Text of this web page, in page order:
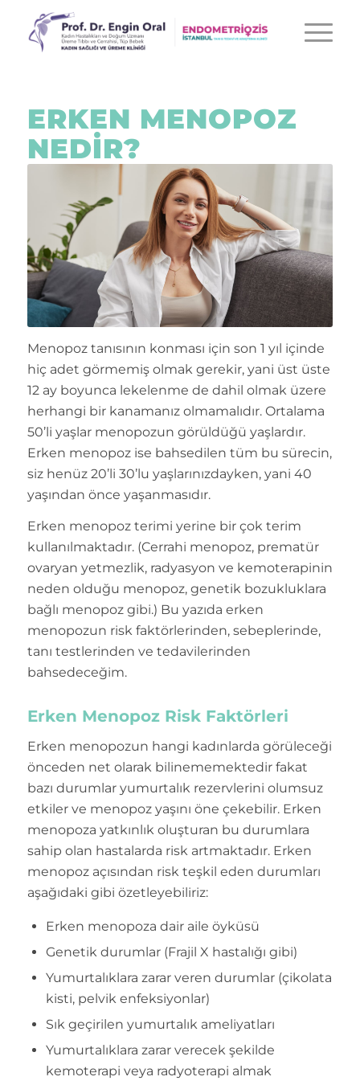
ERKEN MENOPOZ
NEDIR?
Menopoz tanısının konması için son 1 yıl içinde
hiç adet görmemiş olmak gerekir, yani üst üste
12 ay boyunca lekelenme de dahil olmak üzere
herhangi bir kanamanız olmamalıdır. Ortalama
50’li yaşlar menopozun görüldüğü yaşlardır.
Erken menopoz ise bahsedilen tüm bu sürecin,
siz henüz 20’li 30’lu yaşlarınızdayken, yani 40
yaşından önce yaşanmasıdır.
Erken menopoz terimi yerine bir çok terim
kullanılmaktadır. (Cerrahi menopoz, prematür
ovaryan yetmezlik, radyasyon ve kemoterapinin
neden olduğu menopoz, genetik bozukluklara
bağlı menopoz gibi.) Bu yazıda erken
menopozun risk faktörlerinden, sebeplerinde,
tanı testlerinden ve tedavilerinden
bahsedeceğim.
Erken Menopoz Risk Faktörleri
Erken menopozun hangi kadınlarda görüleceği
önceden net olarak bilinememektedir fakat
bazı durumlar yumurtalık rezervlerini olumsuz
etkiler ve menopoz yaşını öne çekebilir. Erken
menopoza yatkınlık oluşturan bu durumlara
sahip olan hastalarda risk artmaktadır. Erken
menopoz açısından risk teşkil eden durumları
aşağıdaki gibi özetleyebiliriz:
Erken menopoza dair aile öyküsü
Genetik durumlar (Frajil X hastalığı gibi)
Yumurtalıklara zarar veren durumlar (çikolata
kisti, pelvik enfeksiyonlar)
Sık geçirilen yumurtalık ameliyatları
Yumurtalıklara zarar verecek şekilde
kemoterapi veya radyoterapi almak